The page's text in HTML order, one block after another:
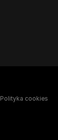
Polityka cookies